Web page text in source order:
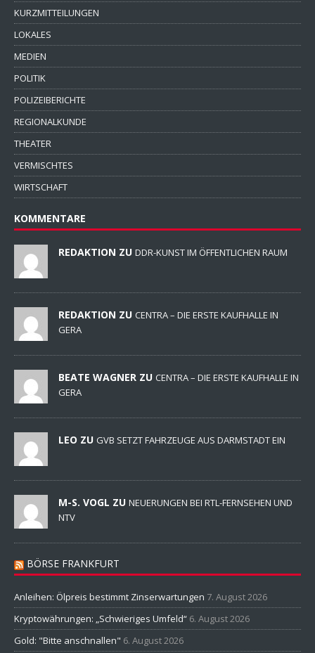
KURZMITTEILUNGEN
LOKALES
MEDIEN
POLITIK
POLIZEIBERICHTE
REGIONALKUNDE
THEATER
VERMISCHTES
WIRTSCHAFT
KOMMENTARE
REDAKTION ZU DDR-KUNST IM ÖFFENTLICHEN RAUM
REDAKTION ZU CENTRA – DIE ERSTE KAUFHALLE IN
GERA
BEATE WAGNER ZU CENTRA – DIE ERSTE KAUFHALLE IN
GERA
LEO ZU GVB SETZT FAHRZEUGE AUS DARMSTADT EIN
M-S. VOGL ZU NEUERUNGEN BEI RTL-FERNSEHEN UND
NTV
BÖRSE FRANKFURT
Anleihen: Ölpreis bestimmt Zinserwartungen 7. August 2026
Kryptowährungen: „Schwieriges Umfeld“ 6. August 2026
Gold: "Bitte anschnallen" 6. August 2026